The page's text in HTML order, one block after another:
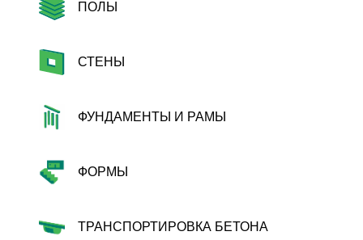
ПОЛЫ
СТЕНЫ
ФУНДАМЕНТЫ И РАМЫ
ФОРМЫ
ТРАНСПОРТИРОВКА БЕТОНА